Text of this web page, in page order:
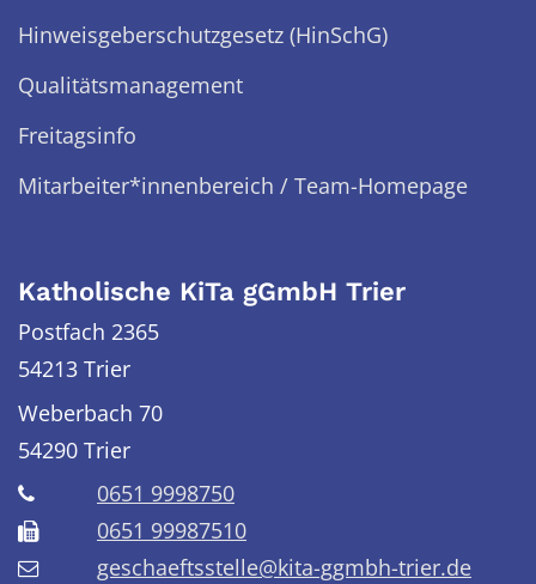
Hinweisgeberschutzgesetz (HinSchG)
Qualitätsmanagement
Freitagsinfo
Mitarbeiter*innenbereich / Team-Homepage
Katholische KiTa gGmbH Trier
Postfach 2365
54213 Trier
Weberbach 70
54290 Trier
0651 9998750
0651 99987510
geschaeftsstelle@kita-ggmbh-trier.de